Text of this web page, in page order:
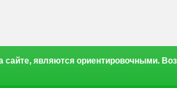
являются ориентировочными.